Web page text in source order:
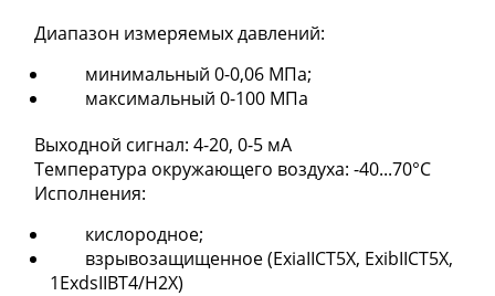
Диапазон измеряемых давлений:
минимальный 0-0,06 МПа;
максимальный 0-100 МПа
Выходной сигнал: 4-20, 0-5 мА
Температура окружающего воздуха: -40...70°С
Исполнения:
кислородное;
взрывозащищенное (ЕхiaIICT5X, ЕхibIICT5X,
1ExdsIIBT4/H2X)